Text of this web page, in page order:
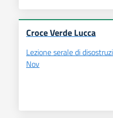
Croce Verde Lucca
Lezione serale di
Nov